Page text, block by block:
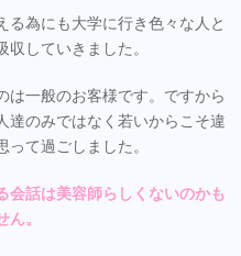
る為にも大学に行き色々な人と
していきました。
は一般のお客様です。ですから
達のみではなく若いからこそ違
って過ごしました。
会話は美容師らしくないのかも
ん。